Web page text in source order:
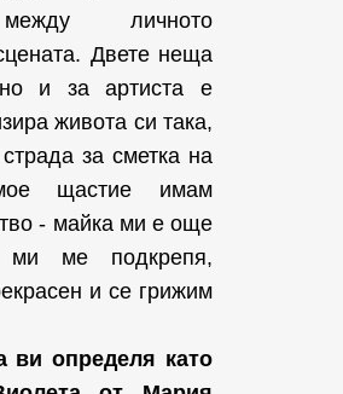
личното
Двете неща
и за артиста е
живота си така,
за сметка на
щастие имам
- майка ми е още
ме подкрепя,
и се грижим
ви определя като